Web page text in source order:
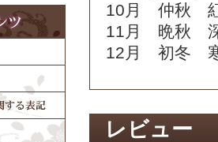
10月 仲秋
11月 晩秋
12月 初冬
レビュー